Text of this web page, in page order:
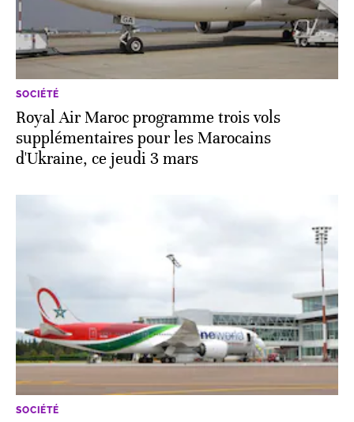
SOCIÉTÉ
Royal Air Maroc programme trois vols
supplémentaires pour les Marocains
d'Ukraine, ce jeudi 3 mars
SOCIÉTÉ